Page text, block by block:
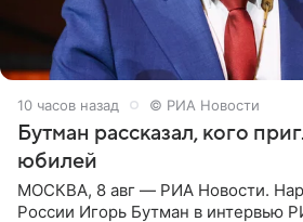
10 часов назад © РИА Новости
Бутман рассказал, кого
юбилей
МОСКВА, 8 авг — РИА Новости.
России Игорь Бутман в интервью